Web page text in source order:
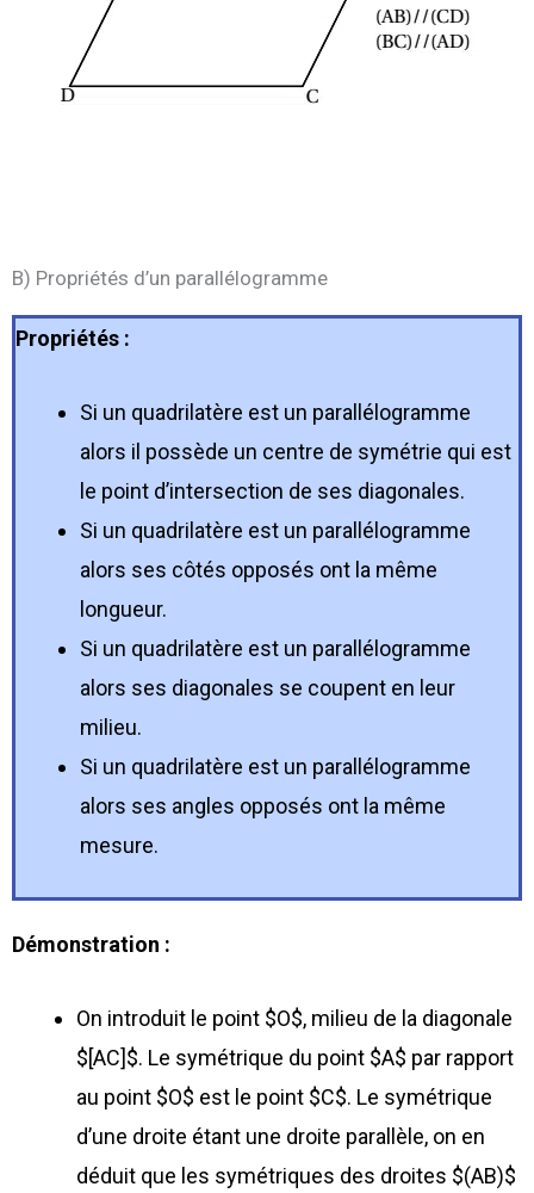
B) Propriétés d’un parallélogramme
Propriétés :
Si un quadrilatère est un parallélogramme
alors il possède un centre de symétrie qui est
le point d’intersection de ses diagonales.
Si un quadrilatère est un parallélogramme
alors ses côtés opposés ont la même
longueur.
Si un quadrilatère est un parallélogramme
alors ses diagonales se coupent en leur
milieu.
Si un quadrilatère est un parallélogramme
alors ses angles opposés ont la même
mesure.
Démonstration :
On introduit le point $O$, milieu de la diagonale
$[AC]$. Le symétrique du point $A$ par rapport
au point $O$ est le point $C$. Le symétrique
d’une droite étant une droite parallèle, on en
déduit que les symétriques des droites $(AB)$